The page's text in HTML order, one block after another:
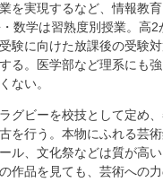
を実現するなど、情報教
数学は習熟度別授業。高
験に向けた放課後の受験
る。医学部など理系にも
ない。
グビーを校技として定め
を行う。本物にふれる芸
ル、文化祭などは質が高
作品を見ても、芸術への